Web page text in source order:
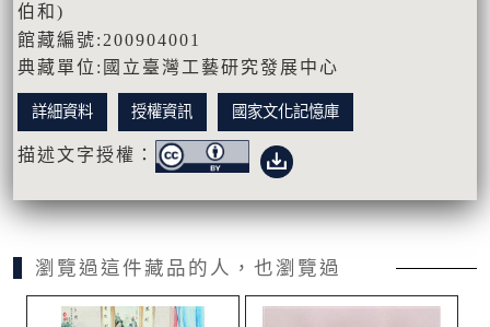
伯和)
館藏編號:200904001
典藏單位:國立臺灣工藝研究發展中心
詳細資料 授權資訊 國家文化記憶庫
描述文字授權：
瀏覽過這件藏品的人，也瀏覽過